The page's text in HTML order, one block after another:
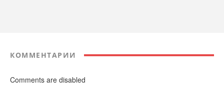
КОММЕНТАРИИ
Comments are disabled